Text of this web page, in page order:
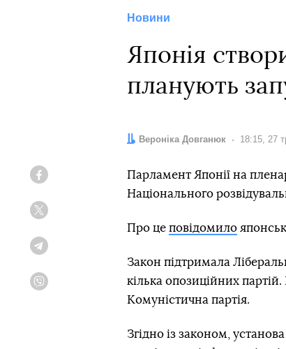
Новини
Японія
планують
Автор:
Вероніка Довганюк Дата:
18:15, 27
Парламент Японії на
Національного
Про це повідомило
Закон підтримала
кілька опозиційних
Комуністична партія.
Згідно із законом,